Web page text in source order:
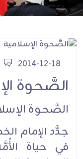
2014-12-18
الصَّحوة
الصَّحوة
جدَّد الإمام
في حياة